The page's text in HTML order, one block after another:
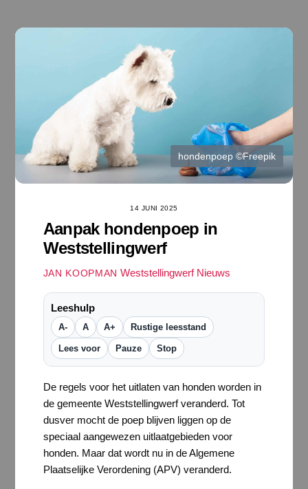
hondenpoep ©Freepik
14 JUNI 2025
Aanpak hondenpoep in
Weststellingwerf
JAN KOOPMAN Weststellingwerf Nieuws
Leeshulp
A- A A+ Rustige leesstand
Lees voor Pauze Stop
De regels voor het uitlaten van honden worden in
de gemeente Weststellingwerf veranderd. Tot
dusver mocht de poep blijven liggen op de
speciaal aangewezen uitlaatgebieden voor
honden. Maar dat wordt nu in de Algemene
Plaatselijke Verordening (APV) veranderd.